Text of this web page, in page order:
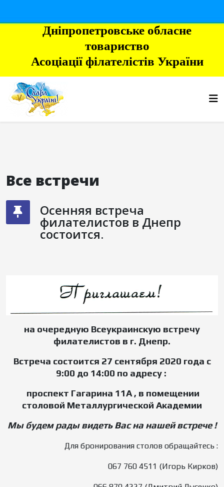
Дніпропетровське обласне
товариство
Асоціації філателістів України
Все встречи
Осенняя встреча
филателистов в Днепр
состоится.
на очередную Всеукраинскую встречу
филателистов в г. Днепр.
Встреча состоится 27 сентября 2020 года с
9:00 до 14:00 по адресу :
проспект Гагарина 11А , в помещении
столовой Металлургической Академии
Мы будем рады видеть Вас на нашей встрече !
Для бронирования столов обращайтесь :
067 760 4511 (Игорь Кирков)